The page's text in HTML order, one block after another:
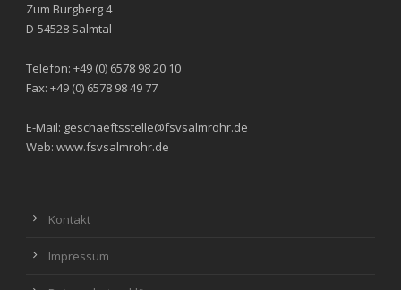
Zum Burgberg 4
D-54528 Salmtal
Telefon: +49 (0) 6578 98 20 10
Fax: +49 (0) 6578 98 49 77
E-Mail: geschaeftsstelle@fsvsalmrohr.de
Web: www.fsvsalmrohr.de
Kontakt
Impressum